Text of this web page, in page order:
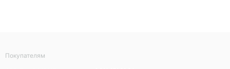
Покупателям